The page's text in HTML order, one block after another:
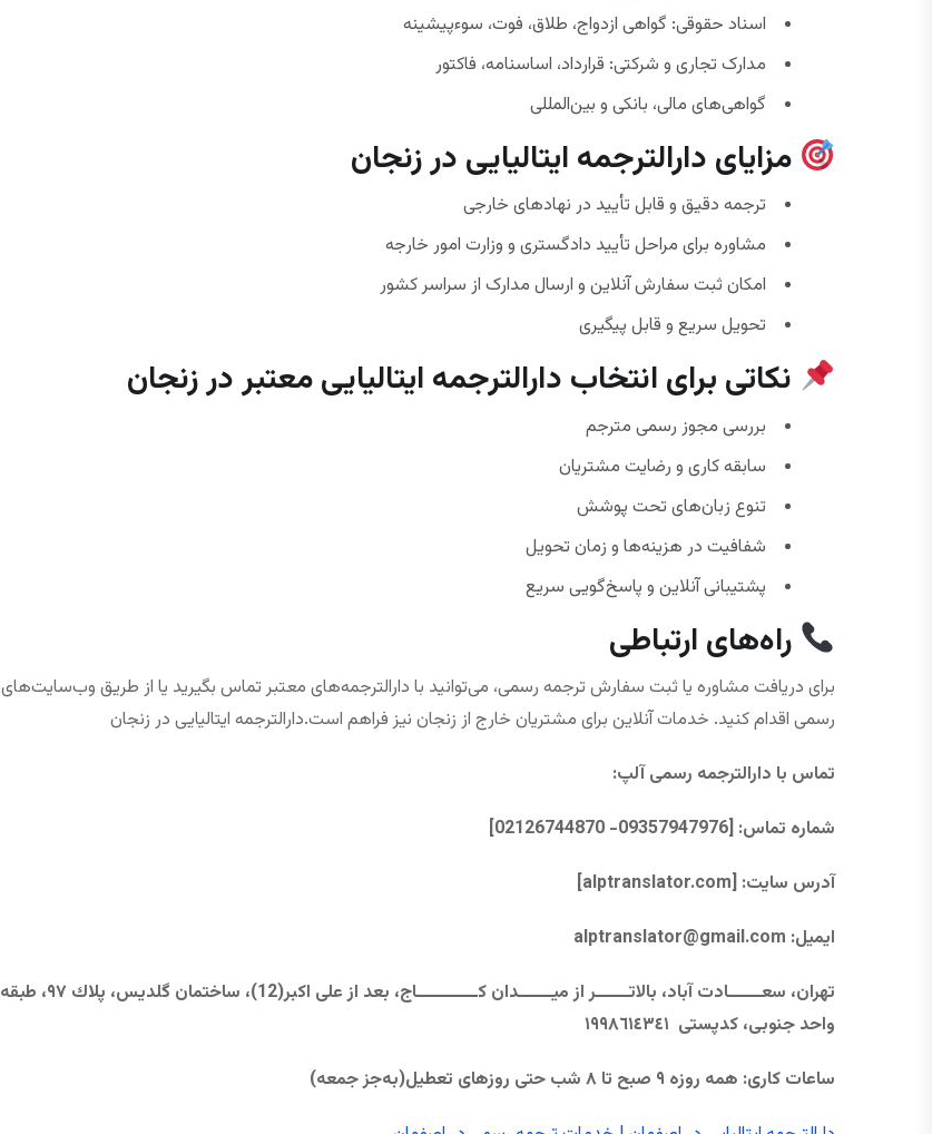
اسناد حقوقی: گواهی ازدواج، طلاق، فوت، سوءپیشینه
مدارک تجاری و شرکتی: قرارداد، اساسنامه، فاکتور
گواهی‌های مالی، بانکی و بین‌المللی
مزایای دارالترجمه ایتالیایی در زنجان
ترجمه دقیق و قابل تأیید در نهادهای خارجی
مشاوره برای مراحل تأیید دادگستری و وزارت امور خارجه
امکان ثبت سفارش آنلاین و ارسال مدارک از سراسر کشور
تحویل سریع و قابل پیگیری
نکاتی برای انتخاب دارالترجمه ایتالیایی معتبر در زنجان
بررسی مجوز رسمی مترجم
سابقه کاری و رضایت مشتریان
تنوع زبان‌های تحت پوشش
شفافیت در هزینه‌ها و زمان تحویل
پشتیبانی آنلاین و پاسخ‌گویی سریع
راه‌های ارتباطی
برای دریافت مشاوره یا ثبت سفارش ترجمه رسمی، می‌توانید با دارالترجمه‌های معتبر تماس بگیرید یا از طریق وب‌سایت‌های
رسمی اقدام کنید. خدمات آنلاین برای مشتریان خارج از زنجان نیز فراهم است.دارالترجمه ایتالیایی در زنجان
تماس با دارالترجمه رسمی آلپ:
شماره تماس: [09357947976- 02126744870]
آدرس سایت: [alptranslator.com]
ایمیل:
alptranslator@gmail.com
واحد جنوبی، كدپستی ١٩٩٨٦١٤٣٤١
ساعات کاری: همه ‌روزه ۹ صبح تا ۸ شب حتی روزهای تعطیل(به‌جز جمعه)